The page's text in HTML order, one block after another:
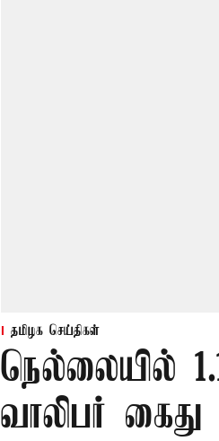
தமிழக செய்திகள்
நெல்லையில்
வாலிபர் கைது